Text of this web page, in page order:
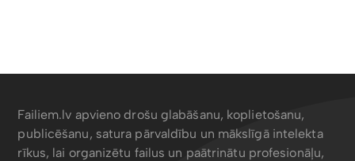
Failiem.lv apvieno drošu glabāšanu, koplietošanu,
publicēšanu, satura pārvaldību un mākslīgā intelekta
rīkus, lai organizētu failus un paātrinātu profesionāļu,